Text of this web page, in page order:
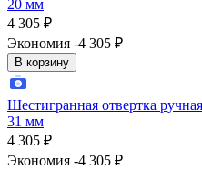
20 мм
4 305 ₽
Экономия -4 305 ₽
В корзину
Шестигранная отвертка
31 мм
4 305 ₽
Экономия -4 305 ₽